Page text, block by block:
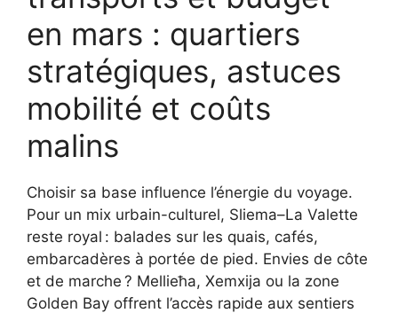
en mars : quartiers
stratégiques, astuces
mobilité et coûts
malins
Choisir sa base influence l’énergie du voyage.
Pour un mix urbain-culturel, Sliema–La Valette
reste royal : balades sur les quais, cafés,
embarcadères à portée de pied. Envies de côte
et de marche ? Mellieħa, Xemxija ou la zone
Golden Bay offrent l’accès rapide aux sentiers